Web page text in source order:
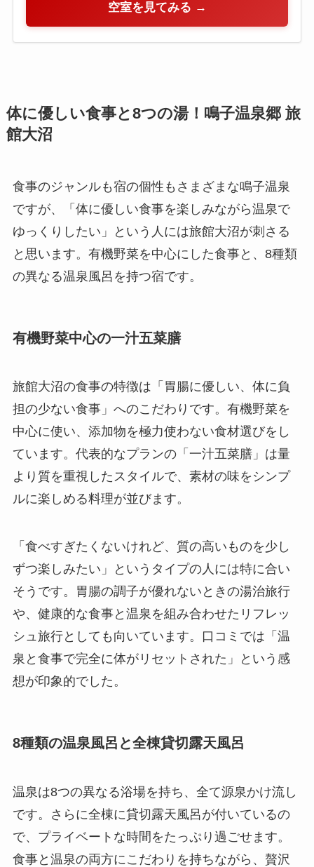
空室を見てみる →
体に優しい食事と8つの湯！鳴子温泉郷 旅
館大沼
食事のジャンルも宿の個性もさまざまな鳴子温泉
ですが、「体に優しい食事を楽しみながら温泉で
ゆっくりしたい」という人には旅館大沼が刺さる
と思います。有機野菜を中心にした食事と、8種類
の異なる温泉風呂を持つ宿です。
有機野菜中心の一汁五菜膳
旅館大沼の食事の特徴は「胃腸に優しい、体に負
担の少ない食事」へのこだわりです。有機野菜を
中心に使い、添加物を極力使わない食材選びをし
ています。代表的なプランの「一汁五菜膳」は量
より質を重視したスタイルで、素材の味をシンプ
ルに楽しめる料理が並びます。
「食べすぎたくないけれど、質の高いものを少し
ずつ楽しみたい」というタイプの人には特に合い
そうです。胃腸の調子が優れないときの湯治旅行
や、健康的な食事と温泉を組み合わせたリフレッ
シュ旅行としても向いています。口コミでは「温
泉と食事で完全に体がリセットされた」という感
想が印象的でした。
8種類の温泉風呂と全棟貸切露天風呂
温泉は8つの異なる浴場を持ち、全て源泉かけ流し
です。さらに全棟に貸切露天風呂が付いているの
で、プライベートな時間をたっぷり過ごせます。
食事と温泉の両方にこだわりを持ちながら、贅沢